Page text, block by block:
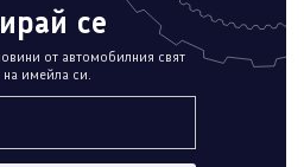
се
от автомобилния свят
на имейла си.